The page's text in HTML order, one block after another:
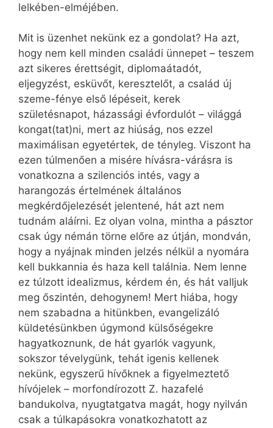
lelkében-elméjében.
Mit is üzenhet nekünk ez a gondolat? Ha azt,
hogy nem kell minden családi ünnepet – teszem
azt sikeres érettségit, diplomaátadót,
eljegyzést, esküvőt, keresztelőt, a család új
szeme-fénye első lépéseit, kerek
születésnapot, házassági évfordulót – világgá
kongat(tat)ni, mert az hiúság, nos ezzel
maximálisan egyetértek, de tényleg. Viszont ha
ezen túlmenően a misére hívásra-várásra is
vonatkozna a szilenciós intés, vagy a
harangozás értelmének általános
megkérdőjelezését jelentené, hát azt nem
tudnám aláírni. Ez olyan volna, mintha a pásztor
csak úgy némán törne előre az útján, mondván,
hogy a nyájnak minden jelzés nélkül a nyomára
kell bukkannia és haza kell találnia. Nem lenne
ez túlzott idealizmus, kérdem én, és hát valljuk
meg őszintén, dehogynem! Mert hiába, hogy
nem szabadna a hitünkben, evangelizáló
küldetésünkben úgymond külsőségekre
hagyatkoznunk, de hát gyarlók vagyunk,
sokszor tévelygünk, tehát igenis kellenek
nekünk, egyszerű hívőknek a figyelmeztető
hívójelek – morfondírozott Z. hazafelé
bandukolva, nyugtatgatva magát, hogy nyilván
csak a túlkapásokra vonatkozhatott az